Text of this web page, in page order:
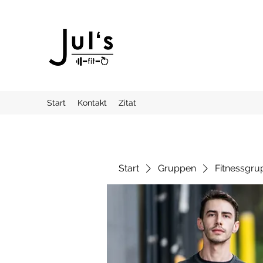
Start Kontakt Zitat
Start Gruppen